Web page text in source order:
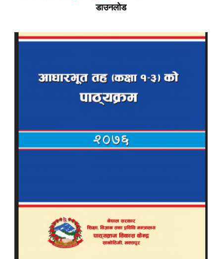
डाउनलोड